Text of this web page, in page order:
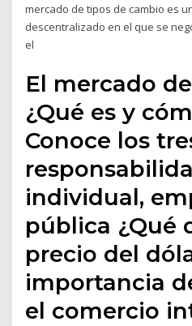
mercado de tipos de cambio es
descentralizado en el que se
el
El mercado
¿Qué es y
Conoce los
individual,
pública ¿Qué
precio del
importancia
el comercio